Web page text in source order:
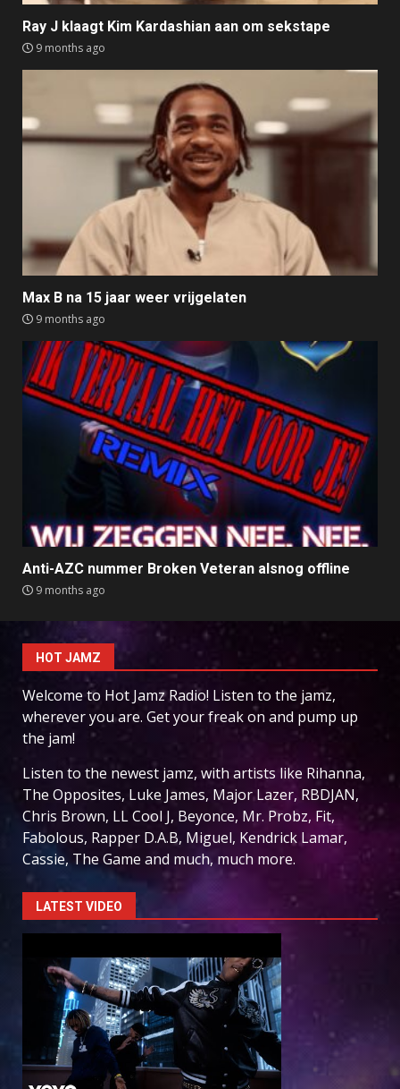
Ray J klaagt Kim Kardashian aan om sekstape
9 months ago
Max B na 15 jaar weer vrijgelaten
9 months ago
Anti-AZC nummer Broken Veteran alsnog offline
9 months ago
HOT JAMZ
Welcome to Hot Jamz Radio! Listen to the jamz,
wherever you are. Get your freak on and pump up
the jam!
Listen to the newest jamz, with artists like Rihanna,
The Opposites, Luke James, Major Lazer, RBDJAN,
Chris Brown, LL Cool J, Beyonce, Mr. Probz, Fit,
Fabolous, Rapper D.A.B, Miguel, Kendrick Lamar,
Cassie, The Game and much, much more.
LATEST VIDEO